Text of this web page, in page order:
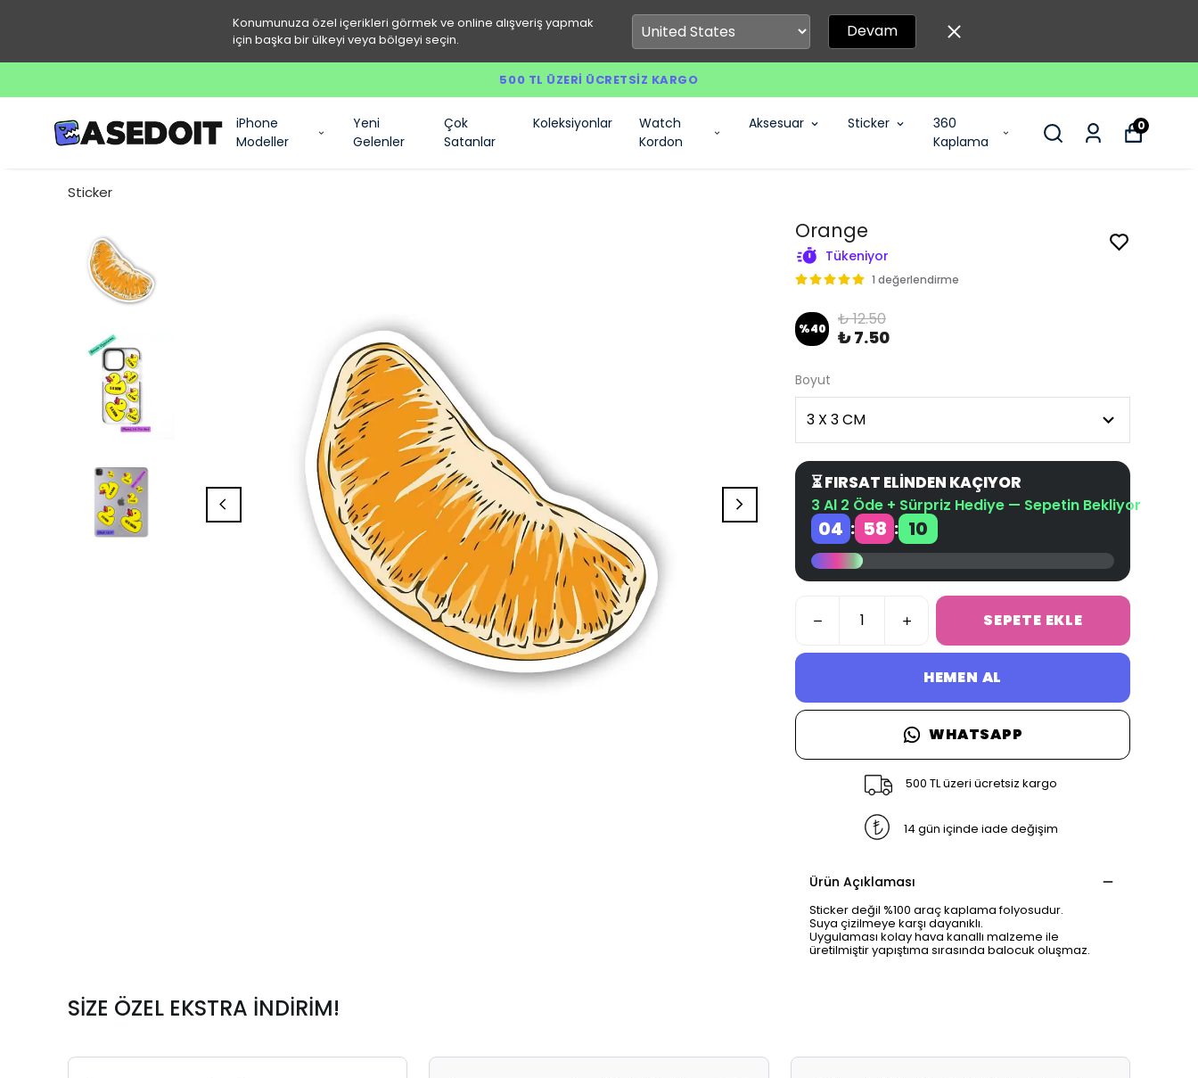
Konumunuza özel içerikleri görmek ve online alışveriş yapmak
için başka bir ülkeyi veya bölgeyi seçin.
Devam
500 TL ÜZERI ÜCRETSIZ KARGO
iPhone
Modeller
Yeni
Gelenler
Çok
Satanlar
Koleksiyonlar
Watch
Kordon
Aksesuar Sticker
360
Kaplama
0
Sticker
Orange
Tükeniyor
1 değerlendirme
%40 ₺ 12.50
₺ 7.50
Boyut
⏳ FIRSAT ELİNDEN KAÇIYOR
3 Al 2 Öde + Sürpriz Hediye — Sepetin Bekliyor
04 : 58 : 09
SEPETE EKLE
HEMEN AL
WHATSAPP
500 TL üzeri ücretsiz kargo
14 gün içinde iade değişim
Ürün Açıklaması
Sticker değil %100 araç kaplama folyosudur.
Suya çizilmeye karşı dayanıklı.
Uygulaması kolay hava kanallı malzeme ile
üretilmiştir yapıştıma sırasında balocuk oluşmaz.
SİZE ÖZEL EKSTRA İNDİRİM!